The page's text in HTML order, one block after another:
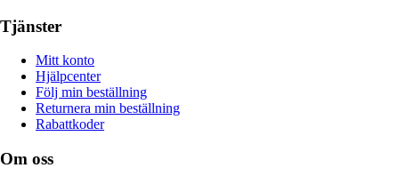
Tjänster
Mitt konto
Hjälpcenter
Följ min beställning
Returnera min beställning
Rabattkoder
Om oss